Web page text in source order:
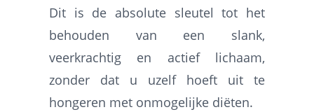
Dit is de absolute sleutel tot het
behouden van een slank,
veerkrachtig en actief lichaam,
zonder dat u uzelf hoeft uit te
hongeren met onmogelijke diëten.